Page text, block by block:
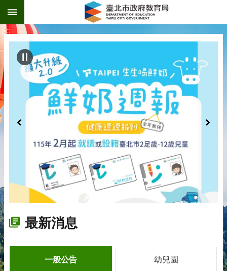
跳到主要內容區塊
:::
最新消息
一般公告 幼兒園